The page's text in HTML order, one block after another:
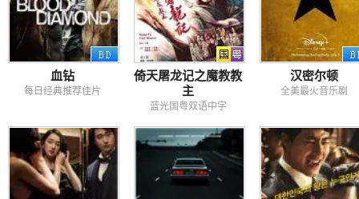
血钻
每日经典推荐佳片
倚天屠龙记之魔教教
主
蓝光国粤双语中字
汉密尔顿
全美最火音乐剧